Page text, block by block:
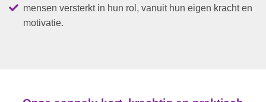
mensen versterkt in hun rol, vanuit hun eigen kracht en
motivatie.